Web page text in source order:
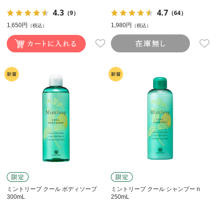
4.3（9）
1,650円 （税込）
4.7 （64）
1,980円 （税込）
ミントリープ クール ボディソープ
300mL
ミントリープ クール シャンプー n
250mL